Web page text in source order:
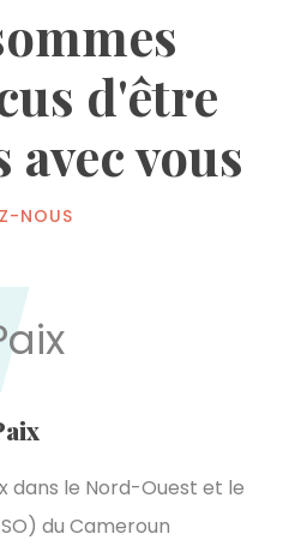
d'être
vous
NOUS
dans le Nord-Ouest et le
du Cameroun